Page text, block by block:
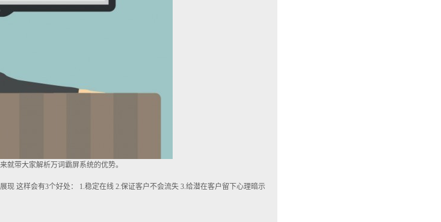
就带大家解析万词霸屏系统的优势。
现 这样会有3个好处： 1.稳定在线 2.保证客户不会流失 3.给潜在客户留下心理暗示